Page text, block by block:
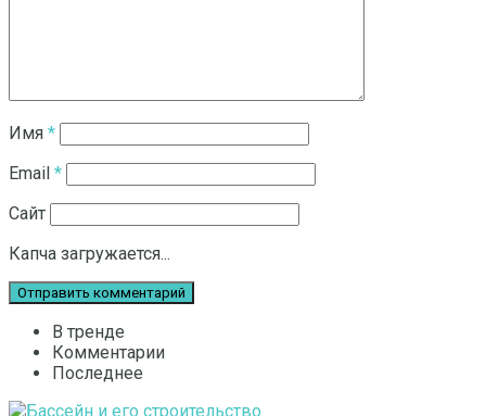
Имя *
Email *
Сайт
Капча загружается...
В тренде
Комментарии
Последнее